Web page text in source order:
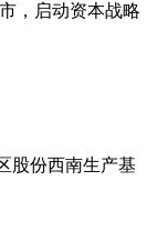
，启动资本战略
股份西南生产基